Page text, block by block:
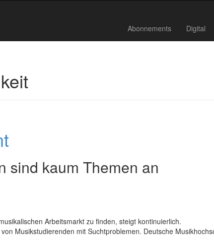
Abonnements Digital
sind kaum Themen an
Arbeitsmarkt zu finden, steigt kontinuierlich.
Musikstudierenden mit Suchtproblemen. Deutsche